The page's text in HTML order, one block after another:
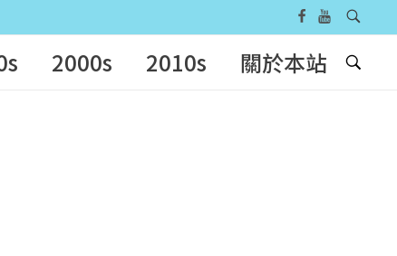
2000s 2010s 關於本站